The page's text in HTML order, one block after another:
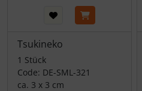
Tsukineko
1 Stück
Code: DE-SML-321
ca. 3 x 3 cm